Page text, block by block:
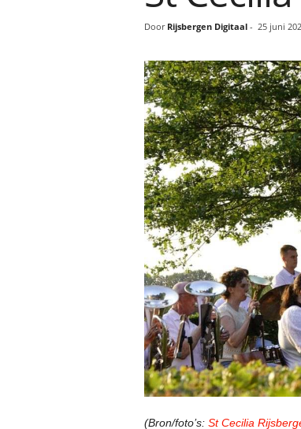
Door Rijsbergen Digitaal- 25 juni
(Bron/foto’s: St Cecilia